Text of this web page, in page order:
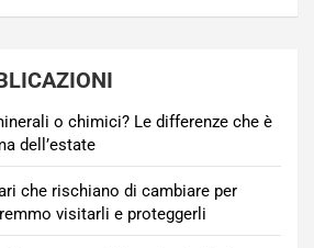
o chimici? Le differenze che è
dell’estate
che rischiano di cambiare per
visitarli e proteggerli